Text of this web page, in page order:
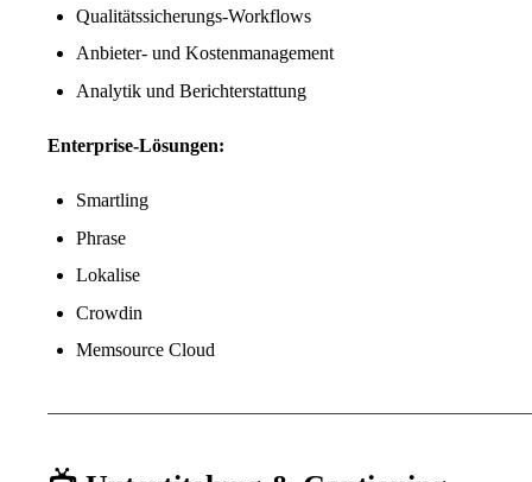
Qualitätssicherungs-Workflows
Anbieter- und Kostenmanagement
Analytik und Berichterstattung
Enterprise-Lösungen:
Smartling
Phrase
Lokalise
Crowdin
Memsource Cloud